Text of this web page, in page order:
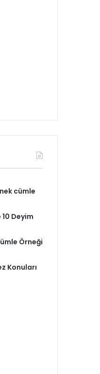
cümle
Deyim
Örneği
Konuları